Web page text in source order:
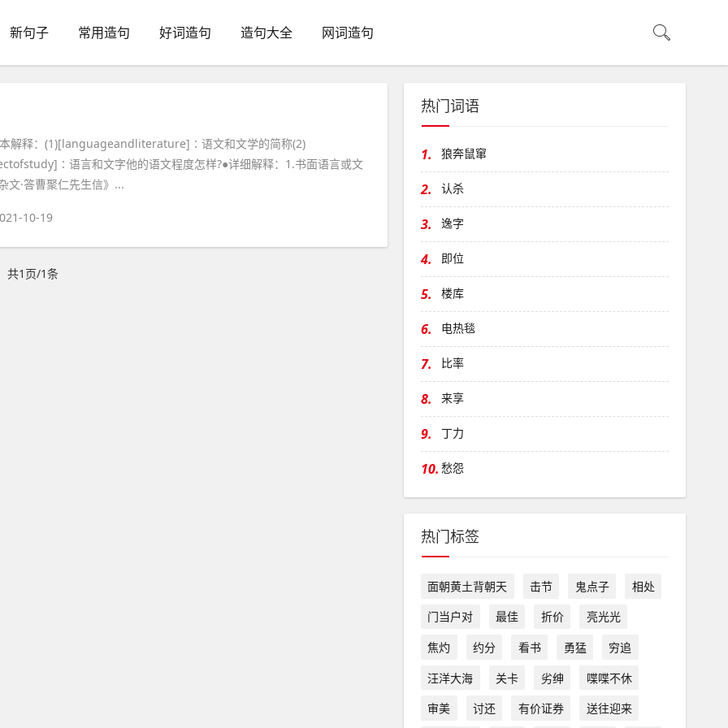
新句子 常用造句 好词造句 造句大全 网词造句
解释：(1)[languageandliterature]∶语文和文学的简称(2)
语言和文字他的语文程度怎样?●详细解释：1.书面语言或文
文·答曹聚仁先生信》...
10-19
共1页/1条
热门词语
1. 狼奔鼠窜
2. 认杀
3. 逸字
4. 即位
5. 楼库
6. 电热毯
7. 比率
8. 来享
9. 丁力
10. 愁怨
热门标签
面朝黄土背朝天 击节 鬼点子
相处
门当户对
最佳 折价
亮光光
焦灼
约分 看书 勇猛
穷追
汪洋大海
关卡 劣绅
喋喋不休
审美
讨还 有价证券 送往迎来